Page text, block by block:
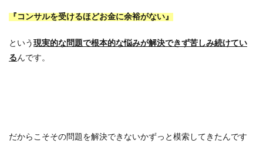
『コンサルを受けるほどお金に余裕がない』
という 現実的な問題で根本的な悩みが解決できず苦しみ続けてい
るんです。
だからこそその問題を解決できないかずっと模索してきたんです